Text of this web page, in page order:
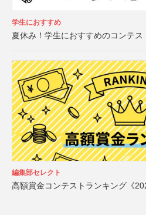
学生におすすめ
夏休み！学生におすすめのコンテス
編集部セレクト
高額賞金コンテストランキング《